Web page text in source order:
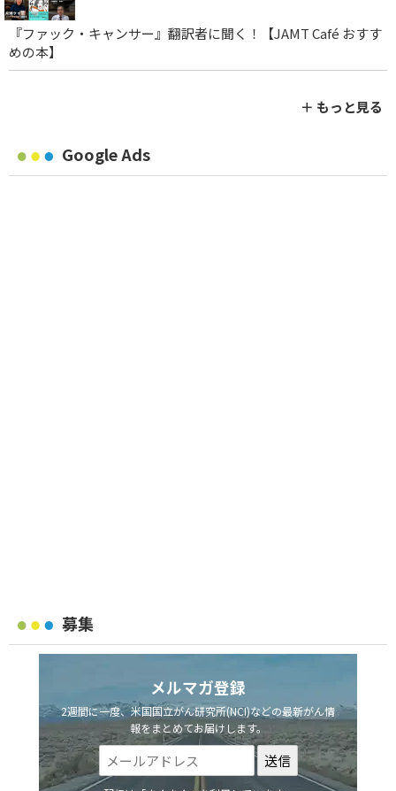
『ファック・キャンサー』翻訳者に聞く！【JAMT Café おすす
めの本】
＋ もっと見る
Google Ads
募集
メルマガ登録
2週間に一度、米国国立がん研究所(NCI)などの最新がん情
報をまとめてお届けします。